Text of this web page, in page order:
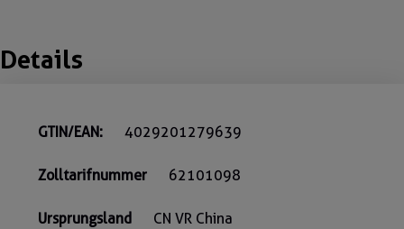
Details
GTIN/EAN: 4029201279639
Zolltarifnummer 62101098
Ursprungsland CN VR China